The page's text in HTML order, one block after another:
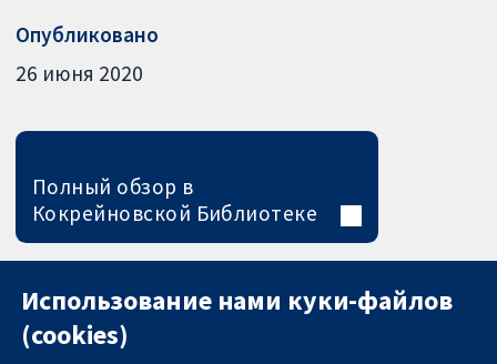
Опубликовано
26 июня 2020
Полный обзор в
Кокрейновской Библиотеке
Использование нами куки-файлов
(cookies)